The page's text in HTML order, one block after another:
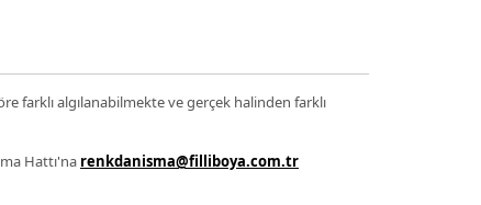
farklı algılanabilmekte ve gerçek halinden farklı
Hattı'na renkdanisma@filliboya.com.tr